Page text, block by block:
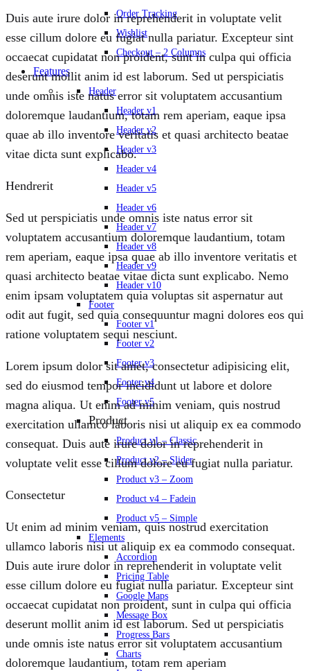
Order Tracking
Wishlist
Checkout – 2 Columns
Features
Header
Header v1
Header v2
Header v3
Header v4
Header v5
Header v6
Header v7
Header v8
Header v9
Header v10
Footer
Footer v1
Footer v2
Footer v3
Footer v4
Footer v5
Product
Product v1 – Classic
Product v2 – Slider
Product v3 – Zoom
Product v4 – Fadein
Product v5 – Simple
Elements
Accordion
Pricing Table
Google Maps
Message Box
Progress Bars
Charts
Duis aute irure dolor in reprehenderit in voluptate velit
esse cillum dolore eu fugiat nulla pariatur. Excepteur sint
occaecat cupidatat non proident, sunt in culpa qui officia
deserunt mollit anim id est laborum. Sed ut perspiciatis
unde omnis iste natus error sit voluptatem accusantium
doloremque laudantium, totam rem aperiam, eaque ipsa
quae ab illo inventore veritatis et quasi architecto beatae
vitae dicta sunt explicabo.
Hendrerit
Sed ut perspiciatis unde omnis iste natus error sit
voluptatem accusantium doloremque laudantium, totam
rem aperiam, eaque ipsa quae ab illo inventore veritatis et
quasi architecto beatae vitae dicta sunt explicabo. Nemo
enim ipsam voluptatem quia voluptas sit aspernatur aut
odit aut fugit, sed quia consequuntur magni dolores eos qui
ratione voluptatem sequi nesciunt.
Lorem ipsum dolor sit amet, consectetur adipisicing elit,
sed do eiusmod tempor incididunt ut labore et dolore
magna aliqua. Ut enim ad minim veniam, quis nostrud
exercitation ullamco laboris nisi ut aliquip ex ea commodo
consequat. Duis aute irure dolor in reprehenderit in
voluptate velit esse cillum dolore eu fugiat nulla pariatur.
Consectetur
Ut enim ad minim veniam, quis nostrud exercitation
ullamco laboris nisi ut aliquip ex ea commodo consequat.
Duis aute irure dolor in reprehenderit in voluptate velit
esse cillum dolore eu fugiat nulla pariatur. Excepteur sint
occaecat cupidatat non proident, sunt in culpa qui officia
deserunt mollit anim id est laborum. Sed ut perspiciatis
unde omnis iste natus error sit voluptatem accusantium
doloremque laudantium, totam rem aperiam